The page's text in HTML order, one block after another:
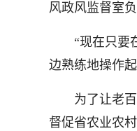
风政风监督室负
“现在只要在
边熟练地操作起
为了让老百
督促省农业农